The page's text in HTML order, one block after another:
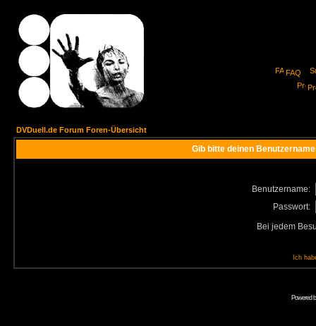
FAQ
DVDuell.de Forum Foren-Übersicht
Gib bitte deinen
Benutzername:
Passwort:
Bei jedem
Ich
Powered